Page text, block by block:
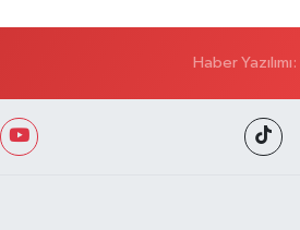
Haber Yazılımı: